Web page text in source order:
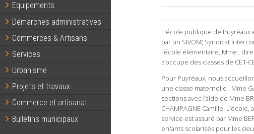
Equipements
Démarches administratives
Commerces & Artisans
Services
Urbanisme
Projets et travaux
Commerce et artisanat
Bulletins municipaux
L’école publique de Puyréaux
par un SIVOM( Syndicat
l’école élémentaire, Mme ,
s’occupe des classes de CE1-
Pour Puyréaux, nous
une classe maternelle : Mme
sections avec l’aide de Mme
CHAMPAGNE Camille.
service est assuré par Mme
enfants scolarisés pour les